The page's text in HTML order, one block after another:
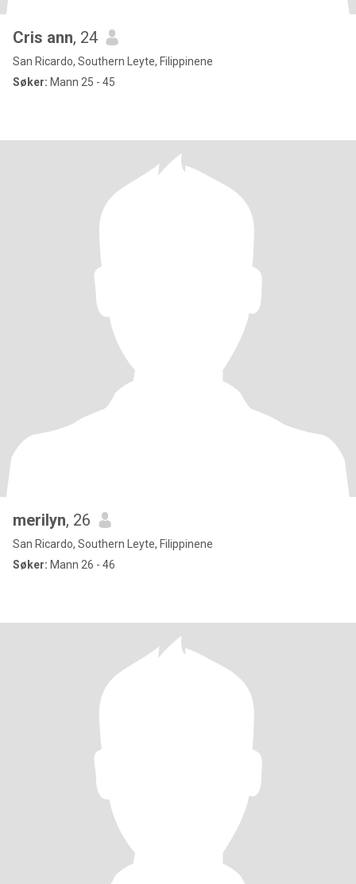
Cris ann, 24
San Ricardo, Southern Leyte, Filippinene
Søker: Mann 25 - 45
merilyn, 26
San Ricardo, Southern Leyte, Filippinene
Søker: Mann 26 - 46